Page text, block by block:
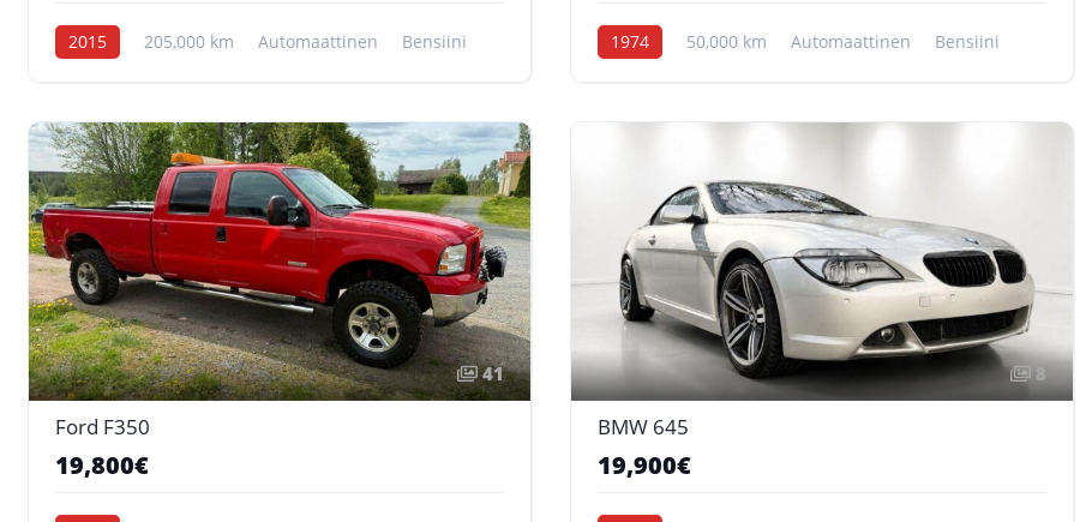
2015 205,000 km Automaattinen Bensiini 1974 50,000 km Automaattinen Bensiini
41
Ford F350
19,800€
8
BMW 645
19,900€